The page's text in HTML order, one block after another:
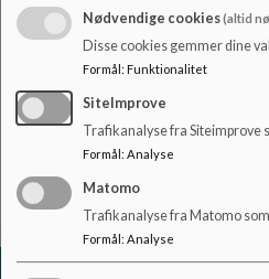
Vi har ikke
daglige
Skriv til os -
Det vil oftest
Nødvendige cookies(altid
Disse cookies gemmer dine
Formål : Funktionalitet
SiteImprove
Trafikanalyse fra Siteimprove
Formål : Analyse
Matomo
Trafikanalyse fra Matomo
Formål: Analyse